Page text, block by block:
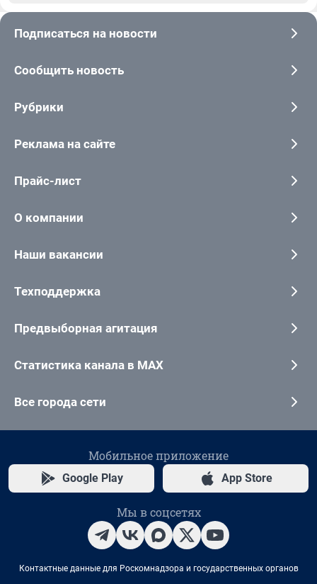
Подписаться на новости
Сообщить новость
Рубрики
Реклама на сайте
Прайс-лист
О компании
Наши вакансии
Техподдержка
Предвыборная агитация
Статистика канала в MAX
Все города сети
Мобильное приложение
Google Play App Store
Мы в соцсетях
Контактные данные для Роскомнадзора и государственных органов